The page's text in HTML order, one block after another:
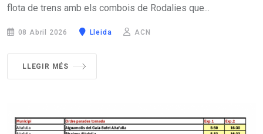
flota de trens amb els combois de Rodalies que...
08 Abril 2026 Lleida ACN
LLEGIR MÉS